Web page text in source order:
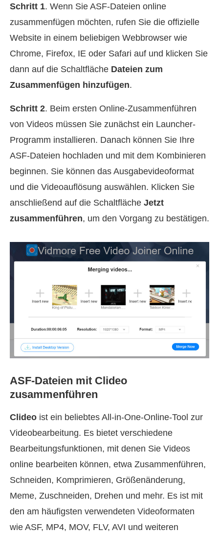
Schritt 1. Wenn Sie ASF-Dateien online
zusammenfügen möchten, rufen Sie die offizielle
Website in einem beliebigen Webbrowser wie
Chrome, Firefox, IE oder Safari auf und klicken Sie
dann auf die Schaltfläche Dateien zum
Zusammenfügen hinzufügen.
Schritt 2. Beim ersten Online-Zusammenführen
von Videos müssen Sie zunächst ein Launcher-
Programm installieren. Danach können Sie Ihre
ASF-Dateien hochladen und mit dem Kombinieren
beginnen. Sie können das Ausgabevideoformat
und die Videoauflösung auswählen. Klicken Sie
anschließend auf die Schaltfläche Jetzt
zusammenführen, um den Vorgang zu bestätigen.
ASF-Dateien mit Clideo
zusammenführen
Clideo ist ein beliebtes All-in-One-Online-Tool zur
Videobearbeitung. Es bietet verschiedene
Bearbeitungsfunktionen, mit denen Sie Videos
online bearbeiten können, etwa Zusammenführen,
Schneiden, Komprimieren, Größenänderung,
Meme, Zuschneiden, Drehen und mehr. Es ist mit
den am häufigsten verwendeten Videoformaten
wie ASF, MP4, MOV, FLV, AVI und weiteren